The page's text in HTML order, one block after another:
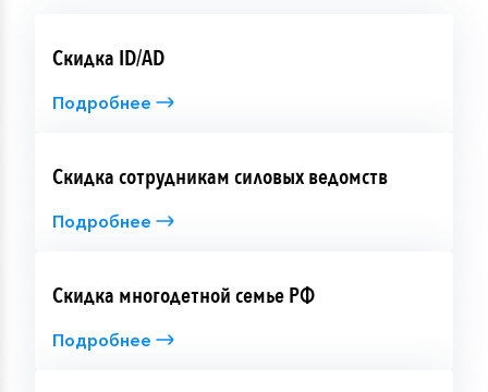
Скидка ID/AD
Подробнее
Скидка сотрудникам силовых ведомств
Подробнее
Скидка многодетной семье РФ
Подробнее